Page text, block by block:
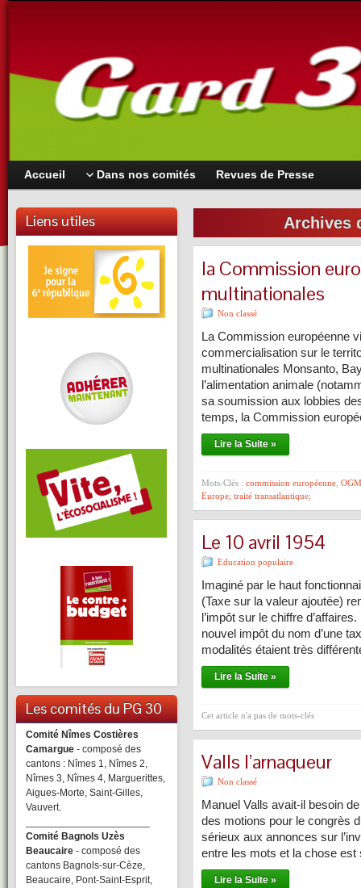
Accueil Dans nos comités Revues de Presse
Liens utiles
Les comités du PG 30
Comité Nîmes Costières
Camargue - composé des
cantons : Nîmes 1, Nîmes 2,
Nîmes 3, Nîmes 4, Marguerittes,
Aigues-Morte, Saint-Gilles,
Vauvert.
Comité Bagnols Uzès
Beaucaire - composé des
cantons Bagnols-sur-Cèze,
Beaucaire, Pont-Saint-Esprit,
Archives
la Commission
multinationales
Non classé
La Commission européenne
commercialisation sur le
multinationales Monsanto,
l’alimentation animale
sa soumission aux lobbies
temps, la Commission
Lire la Suite »
Mots-Clés : commission européenne OGM
Europe; traité transatlantique;
Le 10 avril 1954
Education populaire
Imaginé par le haut
(Taxe sur la valeur ajoutée)
l’impôt sur le chiffre
nouvel impôt du nom d’une
modalités étaient très
Lire la Suite »
Cet article n'a pas de mots-clés
Valls l’arnaqueur
Non classé
Manuel Valls avait-il besoin
des motions pour le congrès
sérieux aux annonces sur
entre les mots et la chose est
Lire la Suite »